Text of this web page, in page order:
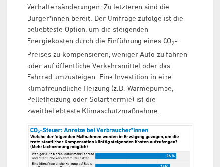
Verhaltensänderungen. Zu letzteren sind die
Bürger*innen bereit. Der Umfrage zufolge ist die
beliebteste Option, um die steigenden
Energiekosten durch die Einführung eines CO2-
Preises zu kompensieren, weniger Auto zu fahren
oder auf öffentliche Verkehrsmittel oder das
Fahrrad umzusteigen. Eine Investition in eine
klimafreundliche Heizung (z.B. Wärmepumpe,
Pelletheizung oder Solarthermie) ist die
zweitbeliebteste Klimaschutzmaßnahme.